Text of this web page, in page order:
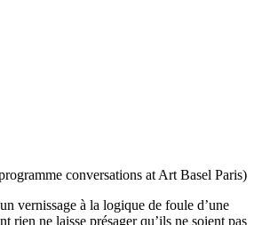
conversations at Art Basel Paris)
vernissage à la logique de foule d’une
ne laisse présager qu’ils ne soient pas